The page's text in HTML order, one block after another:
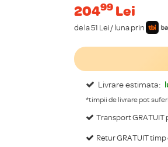
Livrare estimata:
*timpii de livrare pot
Transport GRATUIT
Retur GRATUIT timp
20499 Lei
de la 51 Lei / luna prin